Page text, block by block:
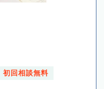
初回相談無料